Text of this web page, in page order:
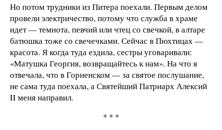
Но потом трудники из Питера поехали. Первым делом
провели электричество, потому что служба в храме
идет — темнота, певчий или чтец со свечкой, в алтаре
батюшка тоже со свечечками. Сейчас в Пюхтицах —
красота. Я когда туда ездила, сестры уговаривали:
«Матушка Георгия, возвращайтесь к нам». На что я
отвечала, что в Горненском — за святое послушание,
не сама туда поехала, а Святейший Патриарх Алексий
II меня направил.
* * *